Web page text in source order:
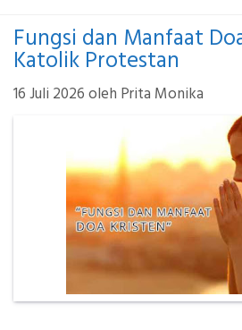
Fungsi dan Manfaat
Katolik Protestan
16 Juli 2026oleh Prita Monika